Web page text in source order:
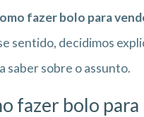
fazer bolo para
sentido, decidimos
saber sobre o assunto.
fazer bolo para